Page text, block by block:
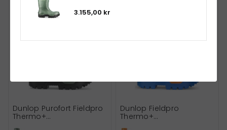
Dunlop Purofort Fieldpro
Thermo+
Dunlop Fieldpro
Thermo+
3.155,00 kr